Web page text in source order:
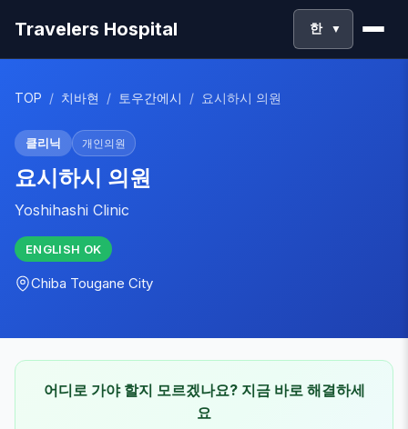
Travelers Hospital 한 ▼
TOP / 치바현 / 토우간에시 / 요시하시 의원
클리닉 개인의원
요시하시 의원
Yoshihashi Clinic
ENGLISH OK
Chiba Tougane City
어디로 가야 할지 모르겠나요? 지금 바로 해결하세
요